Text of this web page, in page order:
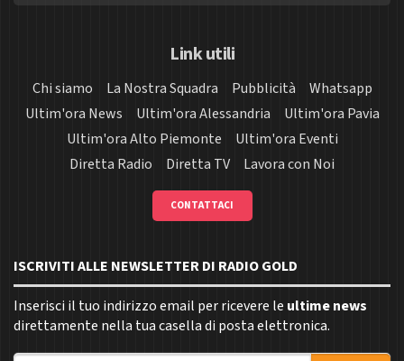
Link utili
Chi siamo La Nostra Squadra Pubblicità
Whatsapp
Ultim'ora News
Ultim'ora Alessandria
Ultim'ora Pavia
Ultim'ora Alto Piemonte
Ultim'ora Eventi
Diretta Radio
Diretta TV Lavora con Noi
CONTATTACI
ISCRIVITI ALLE NEWSLETTER DI RADIO GOLD
Inserisci il tuo indirizzo email per ricevere le ultime news
direttamente nella tua casella di posta elettronica.